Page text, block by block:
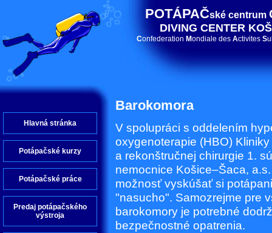
POTÁPAČské centrum
DIVING CENTER
Confederation Mondiale des Activites S
Hlavná stránka
Potápačské kurzy
Potápačské práce
Predaj potápačského
výstroja
Barokomora
V spolupráci s oddelením
oxygenoterapie (HBO)
a rekonštručnej chirurgie 1.
nemocnice Košice–Šaca,
možnosť vyskúšať si
"nasucho". Samozrejme pre
barokomory je potrebné
bezpečnostné opatrenia.